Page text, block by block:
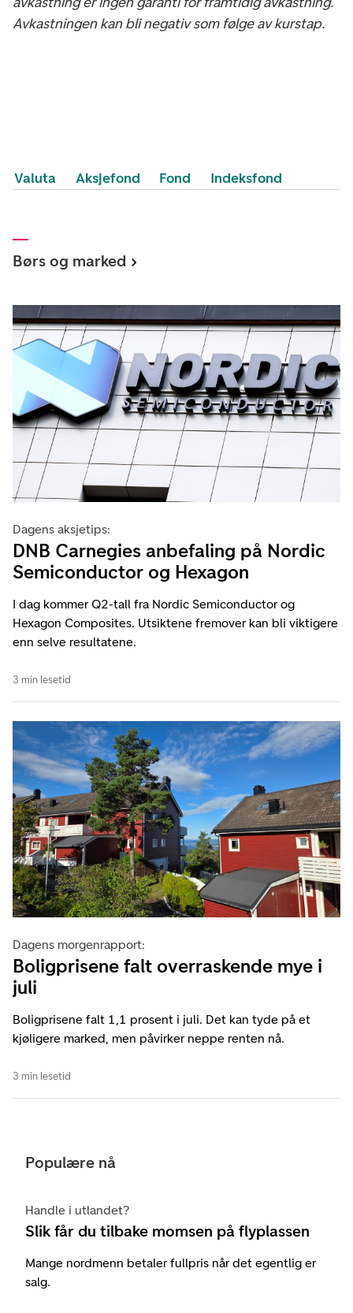
Avkastningen kan bli negativ som følge av kurstap.
Valuta Aksjefond Fond Indeksfond
Børs og marked
Dagens aksjetips:
DNB Carnegies anbefaling på Nordic
Semiconductor og Hexagon
I dag kommer Q2-tall fra Nordic Semiconductor og
Hexagon Composites. Utsiktene fremover kan bli viktigere
enn selve resultatene.
3 min lesetid
Dagens morgenrapport:
Boligprisene falt overraskende mye i
juli
Boligprisene falt 1,1 prosent i juli. Det kan tyde på et
kjøligere marked, men påvirker neppe renten nå.
3 min lesetid
Populære nå
Handle i utlandet?
Slik får du tilbake momsen på flyplassen
Mange nordmenn betaler fullpris når det egentlig er
salg.